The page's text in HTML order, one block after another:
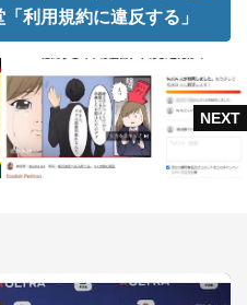
利用規約に違反する」